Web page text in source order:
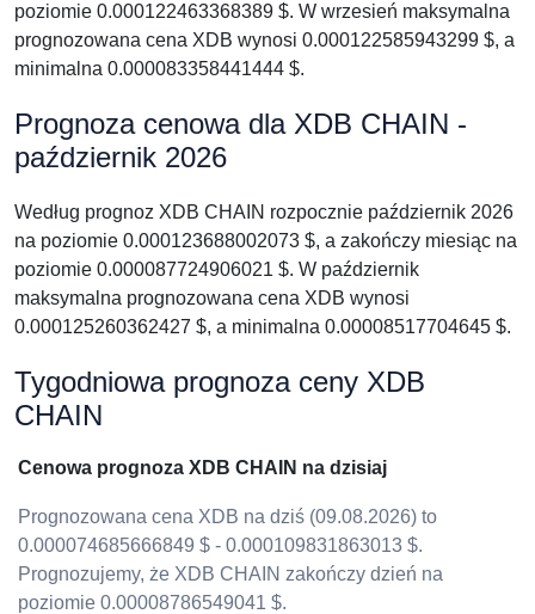
poziomie 0.000122463368389 $. W wrzesień maksymalna
prognozowana cena XDB wynosi 0.000122585943299 $, a
minimalna 0.000083358441444 $.
Prognoza cenowa dla XDB CHAIN -
październik 2026
Według prognoz XDB CHAIN rozpocznie październik 2026
na poziomie 0.000123688002073 $, a zakończy miesiąc na
poziomie 0.000087724906021 $. W październik
maksymalna prognozowana cena XDB wynosi
0.000125260362427 $, a minimalna 0.00008517704645 $.
Tygodniowa prognoza ceny XDB
CHAIN
Cenowa prognoza XDB CHAIN na dzisiaj
Prognozowana cena XDB na dziś (09.08.2026) to
0.000074685666849 $ - 0.000109831863013 $.
Prognozujemy, że XDB CHAIN zakończy dzień na
poziomie 0.00008786549041 $.